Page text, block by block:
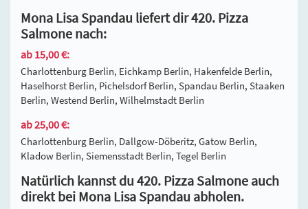
Mona Lisa Spandau liefert dir 420. Pizza
Salmone nach:
ab 15,00 €:
Charlottenburg Berlin, Eichkamp Berlin, Hakenfelde Berlin,
Haselhorst Berlin, Pichelsdorf Berlin, Spandau Berlin, Staaken
Berlin, Westend Berlin, Wilhelmstadt Berlin
ab 25,00 €:
Charlottenburg Berlin, Dallgow-Döberitz, Gatow Berlin,
Kladow Berlin, Siemensstadt Berlin, Tegel Berlin
Natürlich kannst du 420. Pizza Salmone auch
direkt bei Mona Lisa Spandau abholen.